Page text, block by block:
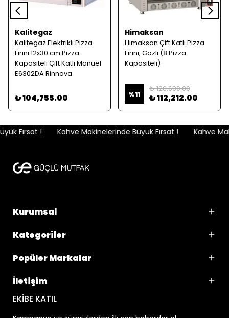
Kalitegaz
Kalitegaz Elektrikli Pizza
Fırını 12x30 cm Pizza
Kapasiteli Çift Katlı Manuel
E6302DA Rinnova
₺ 104,755.00
Himaksan
Himaksan Çift Katlı Pizza
Fırını, Gazlı (8 Pizza
Kapasiteli)
%11
₺ 126,690.00
₺ 112,212.00
Fırsat ! Kahve Makinelerinde Büyük Fırsat ! Kahve
Kurumsal
Kategoriler
Popüler Markalar
İletişim
EKİBE KATIL